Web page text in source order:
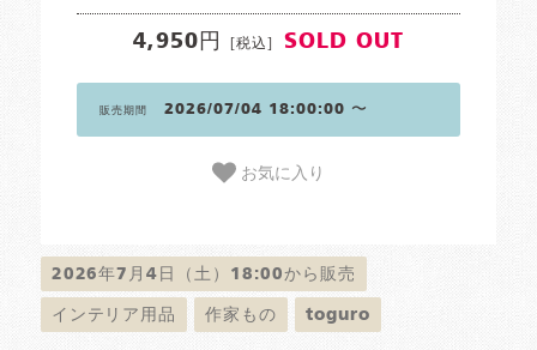
4,950円 [税込] SOLD OUT
販売期間 2026/07/04 18:00:00 〜
お気に入り
2026年7月4日（土）18:00から販売
インテリア用品 作家もの toguro